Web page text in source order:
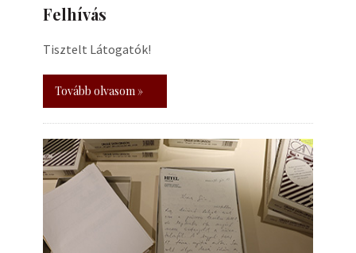
Felhívás
Tisztelt Látogatók!
Tovább olvasom »